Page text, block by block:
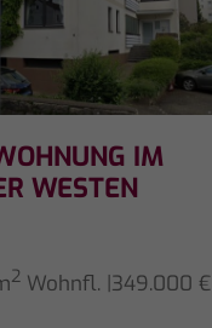
IM
WESTEN
2Wohnfl. |349.000 €